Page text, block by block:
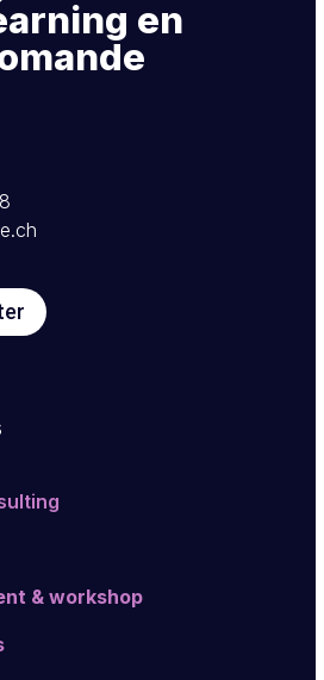
en
& workshop